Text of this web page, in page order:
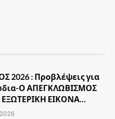
2026 : Προβλέψεις για
Ο ΑΠΕΓΚΛΩΒΙΣΜΟΣ
ΕΙΚΟΝΑ…